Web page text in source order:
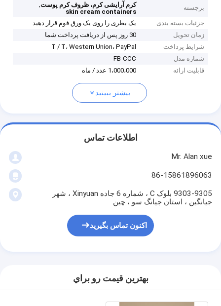
برجسته کرم آرایشی کرم، ظروف کرم پوست,
skin cream containers
جزئیات بسته بندی
یک بطری را روی یک ورق فوم قرار دهید
زمان تحویل
30 روز پس از دریافت پرداخت شما
شرایط پرداخت
T / T، Western Union، PayPal
شماره مدل
FB-CCC
قابلیت ارائه
1،000،000 عدد / ماه
بیشتر ببینید
اطلاعات تماس
Mr. Alan xue
86-15861896063
9303-9305 بلوک C ، شماره 6 جاده Xinyuan ، شهر
جیانگین ، استان جیانگ سو ، چین
اکنون تماس بگیرید
بهترين قيمت رو براي